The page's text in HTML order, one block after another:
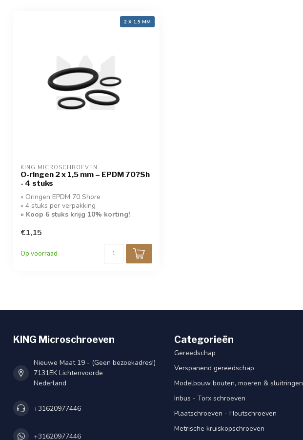
2 X 1,5 MM
KING MICROSCHROEVEN
O-ringen 2 x 1,5 mm – EPDM 70?Sh
- 4 stuks
» Oringen EPDM 70 Shore
» 4 stuks per verpakking
» Koop 6 stuks krijg 10% korting!
€1,15
Op voorraad
KING Microschroeven
Nieuwe Maat 19 - (Geen bezoekadres!)
7131EK Lichtenvoorde
Nederland
+31620977446
+31620977446
Categorieën
Gereedschap
Verspanend gereedschap
Modelbouw bouten, moeren & sluitringen
Inbus - Torx schroeven
Plaatschroeven - Houtschroeven
Metrische kruiskopschroeven